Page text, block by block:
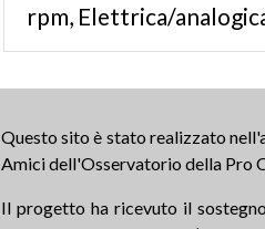
rpm, Elettrica/
Questo sito è stato realizzato
Amici dell'Osservatorio della Pro
Il progetto ha ricevuto il